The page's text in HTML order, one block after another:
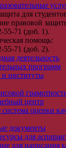
для
правовой
55-71 (доб. 1).
помощь:
55-71 (доб. 2).
деятельность
программ
и институты
центр
оценки
документы
для
для написания